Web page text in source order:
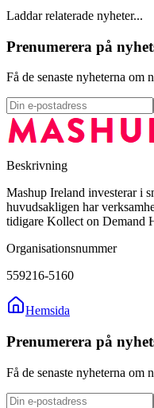
Laddar relaterade nyheter...
Prenumerera på
Få de senaste nyheterna
Beskrivning
Mashup Ireland investerar i
huvudsakligen har
tidigare Kollect on Demand
Organisationsnummer
559216-5160
Hemsida
Prenumerera på
Få de senaste nyheterna